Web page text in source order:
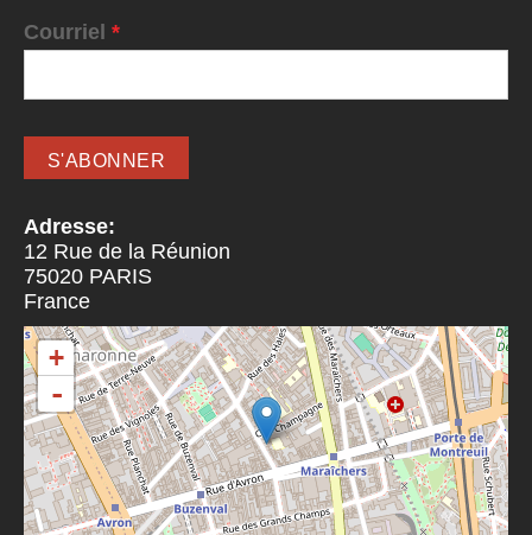
Courriel *
Adresse:
12 Rue de la Réunion
75020 PARIS
France
+
-